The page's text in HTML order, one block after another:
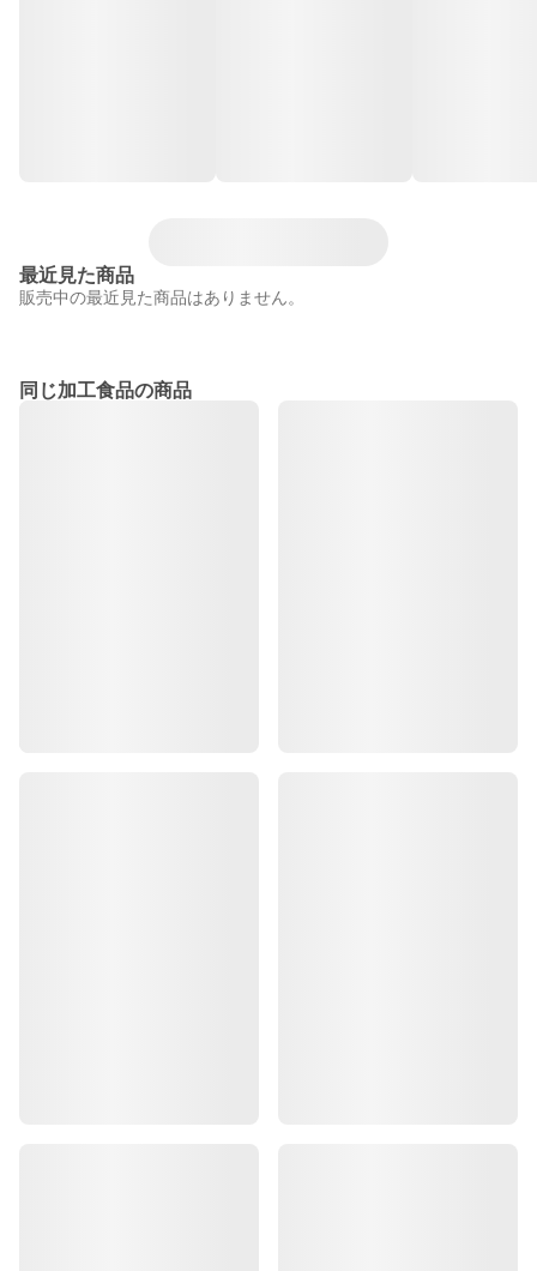
最近見た商品
販売中の最近見た商品はありません。
同じ加工食品の商品